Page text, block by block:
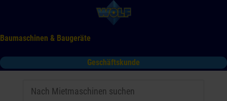
Baumaschinen & Baugeräte
Geschäftskunde